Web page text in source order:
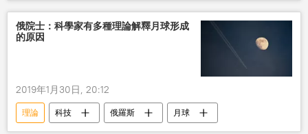
俄院士：科學家有多種理論解釋月球形成
的原因
2019年1月30日, 20:12
理論 科技 俄羅斯 月球